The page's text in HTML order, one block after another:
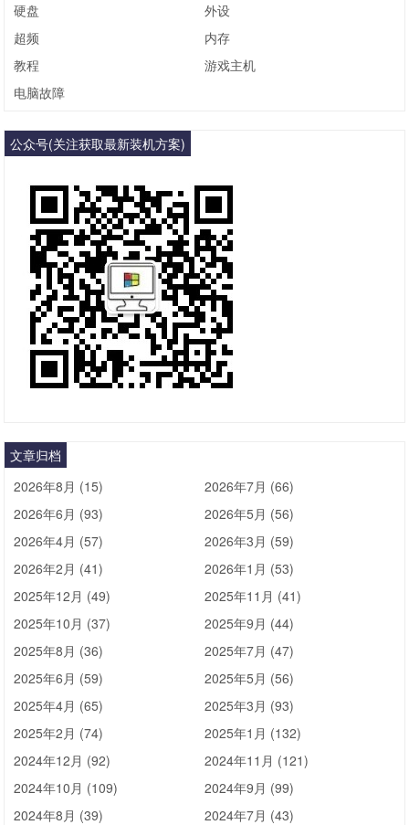
硬盘
外设
超频
内存
教程
游戏主机
电脑故障
公众号(关注获取最新装机方案)
文章归档
2026年8月 (15)
2026年7月 (66)
2026年6月 (93)
2026年5月 (56)
2026年4月 (57)
2026年3月 (59)
2026年2月 (41)
2026年1月 (53)
2025年12月 (49)
2025年11月 (41)
2025年10月 (37)
2025年9月 (44)
2025年8月 (36)
2025年7月 (47)
2025年6月 (59)
2025年5月 (56)
2025年4月 (65)
2025年3月 (93)
2025年2月 (74)
2025年1月 (132)
2024年12月 (92)
2024年11月 (121)
2024年10月 (109)
2024年9月 (99)
2024年8月 (39)
2024年7月 (43)